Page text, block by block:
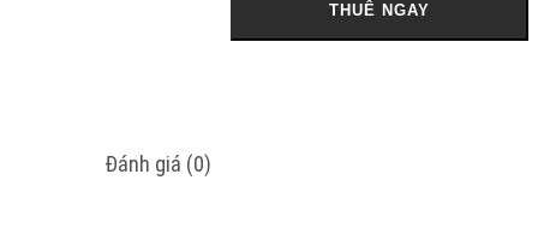
THUÊ NGAY
Đánh giá (0)